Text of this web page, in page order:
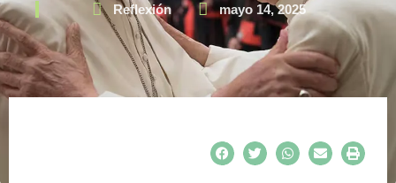
Reflexión mayo 14, 2025